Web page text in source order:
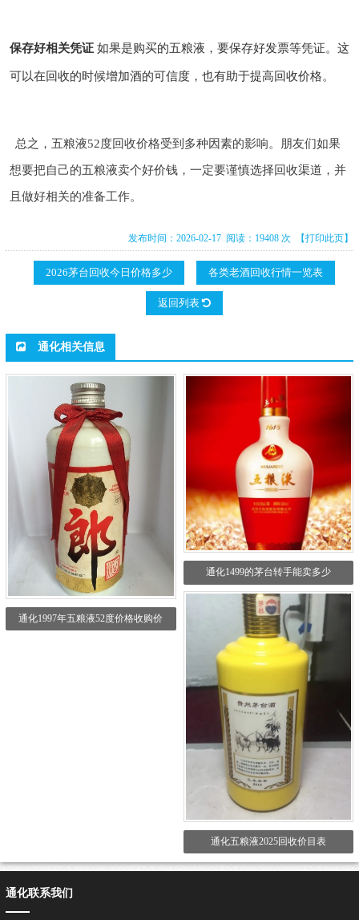
保存好相关凭证如果是购买的五粮液，要保存好发票等凭证。这
可以在回收的时候增加酒的可信度，也有助于提高回收价格。
总之，五粮液52度回收价格受到多种因素的影响。朋友们如果
想要把自己的五粮液卖个好价钱，一定要谨慎选择回收渠道，并
且做好相关的准备工作。
发布时间：2026-02-17 阅读：19408 次 【打印此页】
2026茅台回收今日价格多少 各类老酒回收行情一览表
返回列表
通化相关信息
通化1997年五粮液52度价格收购价
通化1499的茅台转手能卖多少
通化五粮液2025回收价目表
通化联系我们